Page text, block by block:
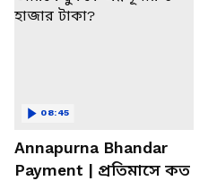
Annapurna Bhandar
Payment | প্রতিমাসে কত
08:45